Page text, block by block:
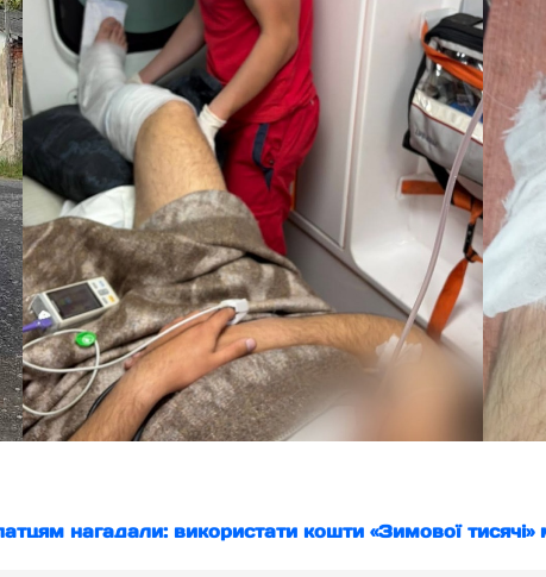
нагадали: використати кошти «Зимової